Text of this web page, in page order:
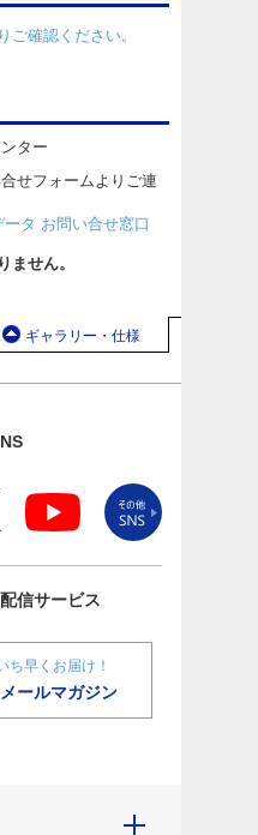
ご確認ください。
ター
せフォームよりご連
タ お問い合せ窓口
ません。
ギャラリー・仕様
配信サービス
ち早くお届け！
ールマガジン